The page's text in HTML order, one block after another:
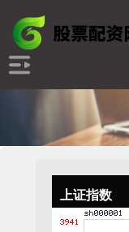
上证指数